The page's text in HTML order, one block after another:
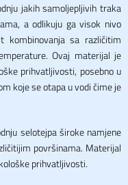
jakih samoljepljivih traka
a odlikuju ga visok nivo
kombinovanja sa različitim
Ovaj materijal je
prihvatljivosti, posebno u
koje se otapa u vodi čime je
selotejpa široke namjene
površinama. Materijal
prihvatljivosti.